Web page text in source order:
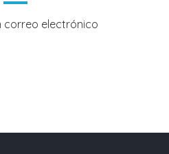
correo electrónico